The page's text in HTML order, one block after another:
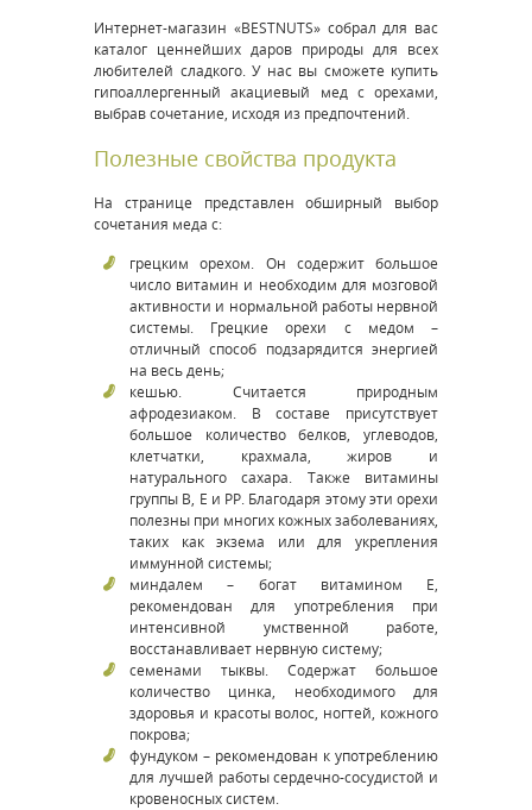
Интернет-магазин «BESTNUTS» собрал для вас
каталог ценнейших даров природы для всех
любителей сладкого. У нас вы сможете купить
гипоаллергенный акациевый мед с орехами,
выбрав сочетание, исходя из предпочтений.
Полезные свойства продукта
На странице представлен обширный выбор
сочетания меда с:
грецким орехом. Он содержит большое
число витамин и необходим для мозговой
активности и нормальной работы нервной
системы. Грецкие орехи с медом –
отличный способ подзарядится энергией
на весь день;
кешью. Считается природным
афродезиаком. В составе присутствует
большое количество белков, углеводов,
клетчатки, крахмала, жиров и
натурального сахара. Также витамины
группы B, E и PP. Благодаря этому эти орехи
полезны при многих кожных заболеваниях,
таких как экзема или для укрепления
иммунной системы;
миндалем – богат витамином Е,
рекомендован для употребления при
интенсивной умственной работе,
восстанавливает нервную систему;
семенами тыквы. Содержат большое
количество цинка, необходимого для
здоровья и красоты волос, ногтей, кожного
покрова;
фундуком – рекомендован к употреблению
для лучшей работы сердечно-сосудистой и
кровеносных систем.